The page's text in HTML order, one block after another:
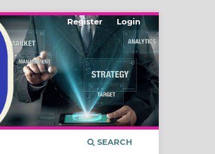
SEARCH
Register Login